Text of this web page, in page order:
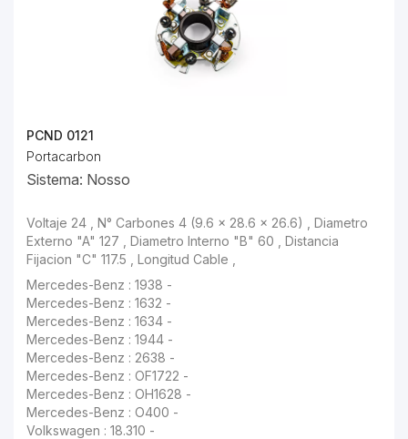
PCND 0121
Portacarbon
Sistema: Nosso
Voltaje 24 , N° Carbones 4 (9.6 x 28.6 x 26.6) , Diametro Externo "A" 127 , Diametro Interno "B" 60 , Distancia Fijacion "C" 117.5 , Longitud Cable ,
Mercedes-Benz : 1632 -
Mercedes-Benz : 1634 -
Mercedes-Benz : 1944 -
Mercedes-Benz : 2638 -
Mercedes-Benz : OF1722 -
Mercedes-Benz : OH1628 -
Mercedes-Benz : O400 -
Volkswagen : 18.310 -